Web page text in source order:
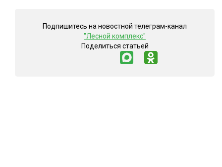
Подпишитесь на новостной телеграм-канал
"Лесной комплекс"
Поделиться статьей